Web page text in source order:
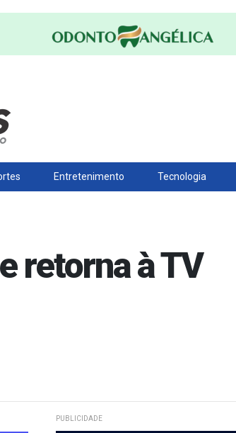
Entretenimento Tecnologia
retorna à TV
PUBLICIDADE